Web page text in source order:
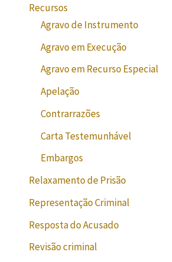
Recursos
Agravo de Instrumento
Agravo em Execução
Agravo em Recurso Especial
Apelação
Contrarrazões
Carta Testemunhável
Embargos
Relaxamento de Prisão
Representação Criminal
Resposta do Acusado
Revisão criminal